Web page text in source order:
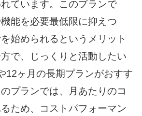
ています。このプランで
能を必要最低限に抑えつ
始められるというメリット
で、じっくりと活動したい
12ヶ月の長期プランがおすす
プランでは、月あたりのコ
ため、コストパフォーマン